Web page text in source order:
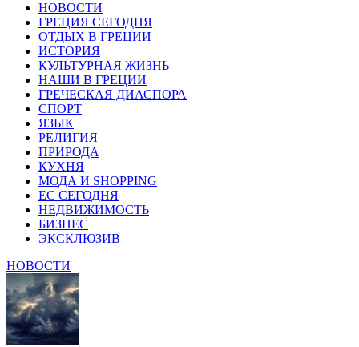
НОВОСТИ
ГРЕЦИЯ СЕГОДНЯ
ОТДЫХ В ГРЕЦИИ
ИСТОРИЯ
КУЛЬТУРНАЯ ЖИЗНЬ
НАШИ В ГРЕЦИИ
ГРЕЧЕСКАЯ ДИАСПОРА
СПОРТ
ЯЗЫК
РЕЛИГИЯ
ПРИРОДА
КУХНЯ
МОДА И SHOPPING
ЕС СЕГОДНЯ
НЕДВИЖИМОСТЬ
БИЗНЕС
ЭКСКЛЮЗИВ
НОВОСТИ